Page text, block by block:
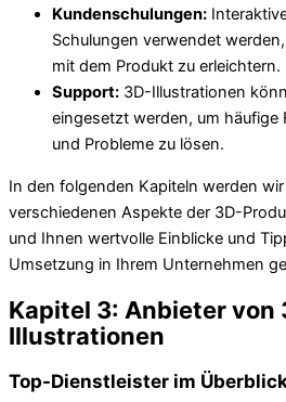
Kundenschulungen:
Schulungen verwendet
mit dem Produkt zu erleichtern.
Support: 3D-Illustrationen
eingesetzt werden, um häufige
und Probleme zu lösen.
In den folgenden Kapiteln werden
verschiedenen Aspekte der 3D-
und Ihnen wertvolle Einblicke und
Umsetzung in Ihrem Unternehmen
Kapitel 3: Anbieter von
Illustrationen
Top-Dienstleister im